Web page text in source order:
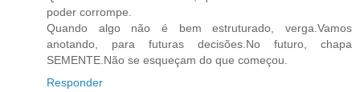
poder corrompe.
Quando algo não é bem estruturado, verga.Vamos
anotando, para futuras decisões.No futuro, chapa
SEMENTE.Não se esqueçam do que começou.
Responder